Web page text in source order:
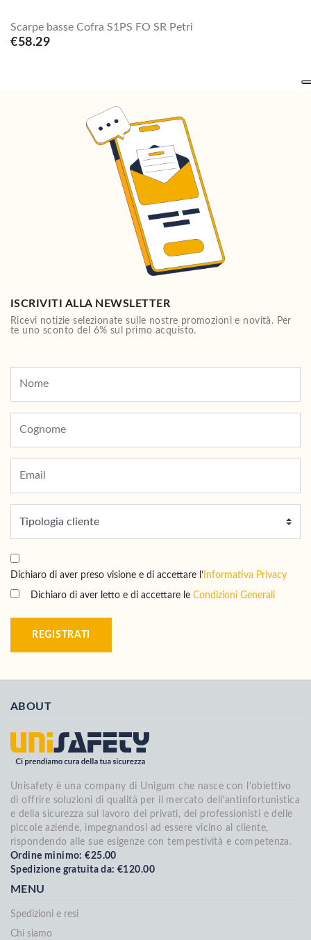
Scarpe basse Cofra S1PS FO SR Petri
€58.29
ISCRIVITI ALLA NEWSLETTER
Ricevi notizie selezionate sulle nostre promozioni e novità. Per
te uno sconto del 6% sul primo acquisto.
Dichiaro di aver preso visione e di accettare l’ Informativa Privacy
Dichiaro di aver letto e di accettare le Condizioni Generali
REGISTRATI
ABOUT
Unisafety è una company di Unigum che nasce con l'obiettivo
di offrire soluzioni di qualità per il mercato dell'antinfortunistica
e della sicurezza sul lavoro dei privati, dei professionisti e delle
piccole aziende, impegnandosi ad essere vicino al cliente,
rispondendo alle sue esigenze con tempestività e competenza.
Ordine minimo: €25.00
Spedizione gratuita da: €120.00
MENU
Spedizioni e resi
Chi siamo